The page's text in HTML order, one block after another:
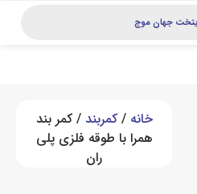
کمربند/ کمر بند
با طوقه فلزی پلی